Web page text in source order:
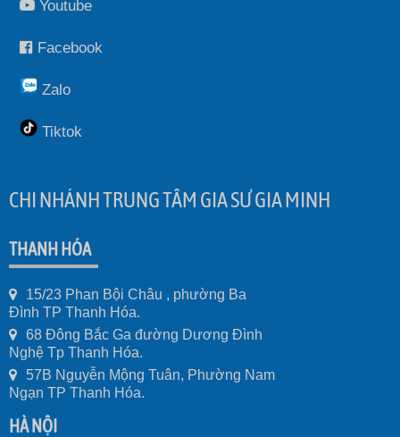
Youtube
Facebook
Zalo
Tiktok
CHI NHÁNH TRUNG TÂM GIA SƯ GIA MINH
THANH HÓA
15/23 Phan Bội Châu , phường Ba
Đình TP Thanh Hóa.
68 Đông Bắc Ga đường Dương Đình
Nghệ Tp Thanh Hóa.
57B Nguyễn Mộng Tuân, Phường Nam
Ngạn TP Thanh Hóa.
HÀ NỘI